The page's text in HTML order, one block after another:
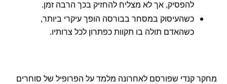
להפסיק, אך לא מצליח להחזיק בכך הרבה זמן.
כשהעיסוק במסחר בבורסה הופך עיקרי ביותר,
כשהאדם תולה בו תקוות כפתרון לכל צרותיו.
מחקר קנדי שפורסם לאחרונה מלמד על הפרופיל של סוחרים